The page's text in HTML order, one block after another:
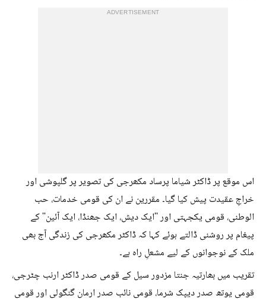
ADVERTISEMENT
اس موقع پر ڈاکٹر شیاما پرساد مکھرجی کی تصویر پر گلپوشی اور
خراجِ عقیدت پیش کیا گیا۔ مقررین نے ان کی قومی خدمات، حب
الوطنی، قومی یکجہتی اور ''ایک دیش، ایک جھنڈا، ایک آئین'' کے
پیغام پر روشنی ڈالتے ہوئے کہا کہ ڈاکٹر مکھرجی کی زندگی آج بھی
ملک کے نوجوانوں کے لیے مشعلِ راہ ہے۔
تقریب میں بھارتیہ جنتا مزدور سیل کے قومی صدر ڈاکٹر ارنب چٹرجی،
قومی یوتھ صدر دیپک شرما، قومی نائب صدر ارمان گنگولی اور قومی